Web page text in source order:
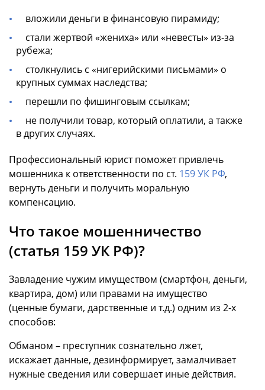
вложили деньги в финансовую пирамиду;
стали жертвой «жениха» или «невесты» из-за
рубежа;
столкнулись с «нигерийскими письмами» о
крупных суммах наследства;
перешли по фишинговым ссылкам;
не получили товар, который оплатили, а также
в других случаях.
Профессиональный юрист поможет привлечь
мошенника к ответственности по ст. 159 УК РФ,
вернуть деньги и получить моральную
компенсацию.
Что такое мошенничество
(статья 159 УК РФ)?
Завладение чужим имуществом (смартфон, деньги,
квартира, дом) или правами на имущество
(ценные бумаги, дарственные и т.д.) одним из 2-х
способов:
Обманом – преступник сознательно лжет,
искажает данные, дезинформирует, замалчивает
нужные сведения или совершает иные действия.